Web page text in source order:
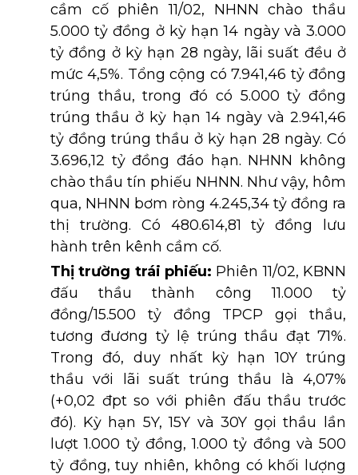
cầm cố phiên 11/02, NHNN chào thầu
5.000 tỷ đồng ở kỳ hạn 14 ngày và 3.000
tỷ đồng ở kỳ hạn 28 ngày, lãi suất đều ở
mức 4,5%. Tổng cộng có 7.941,46 tỷ đồng
trúng thầu, trong đó có 5.000 tỷ đồng
trúng thầu ở kỳ hạn 14 ngày và 2.941,46
tỷ đồng trúng thầu ở kỳ hạn 28 ngày. Có
3.696,12 tỷ đồng đáo hạn. NHNN không
chào thầu tín phiếu NHNN. Như vậy, hôm
qua, NHNN bơm ròng 4.245,34 tỷ đồng ra
thị trường. Có 480.614,81 tỷ đồng lưu
hành trên kênh cầm cố.
Thị trường trái phiếu: Phiên 11/02, KBNN
đấu thầu thành công 11.000 tỷ
đồng/15.500 tỷ đồng TPCP gọi thầu,
tương đương tỷ lệ trúng thầu đạt 71%.
Trong đó, duy nhất kỳ hạn 10Y trúng
thầu với lãi suất trúng thầu là 4,07%
(+0,02 đpt so với phiên đấu thầu trước
đó). Kỳ hạn 5Y, 15Y và 30Y gọi thầu lần
lượt 1.000 tỷ đồng, 1.000 tỷ đồng và 500
tỷ đồng, tuy nhiên, không có khối lượng